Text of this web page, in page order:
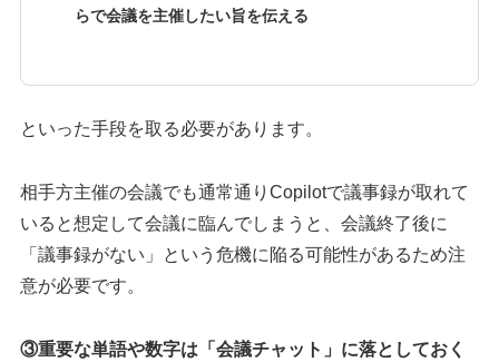
らで会議を主催したい旨を伝える
といった手段を取る必要があります。
相手方主催の会議でも通常通りCopilotで議事録が取れて
いると想定して会議に臨んでしまうと、会議終了後に
「議事録がない」という危機に陥る可能性があるため注
意が必要です。
③重要な単語や数字は「会議チャット」に落としておく